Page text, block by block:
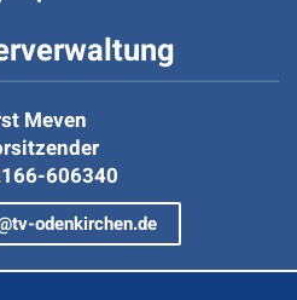
Meven
606340
odenkirchen.de